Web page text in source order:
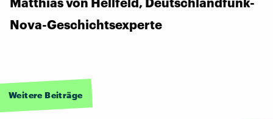
Nova-Geschichtsexperte
Weitere Beiträge